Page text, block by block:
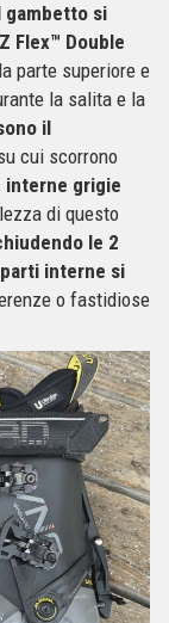
si
Flex™ Double
parte superiore e
la salita e la
il
cui scorrono
interne grigie
di questo
le 2
interne si
o fastidiose